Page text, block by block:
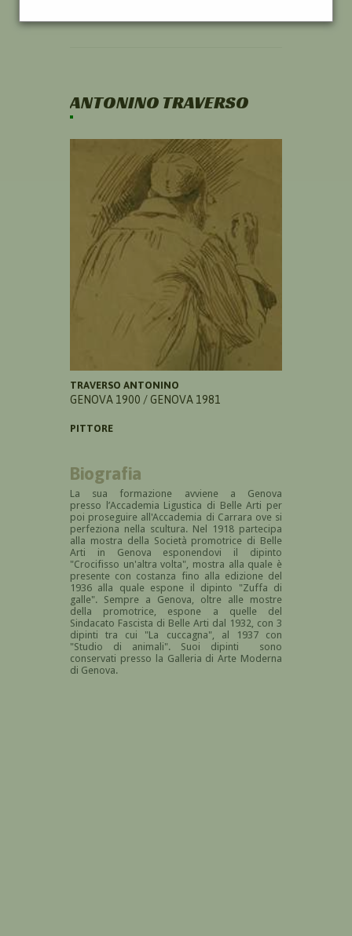
ANTONINO TRAVERSO
TRAVERSO ANTONINO
GENOVA 1900 / GENOVA 1981
PITTORE
Biografia
La sua formazione avviene a Genova
presso l’Accademia Ligustica di Belle Arti per
poi proseguire all'Accademia di Carrara ove si
perfeziona nella scultura. Nel 1918 partecipa
alla mostra della Società promotrice di Belle
Arti in Genova esponendovi il dipinto
"Crocifisso un'altra volta", mostra alla quale è
presente con costanza fino alla edizione del
1936 alla quale espone il dipinto "Zuffa di
galle". Sempre a Genova, oltre alle mostre
della promotrice, espone a quelle del
Sindacato Fascista di Belle Arti dal 1932, con 3
dipinti tra cui "La cuccagna", al 1937 con
"Studio di animali". Suoi dipinti sono
conservati presso la Galleria di Arte Moderna
di Genova.